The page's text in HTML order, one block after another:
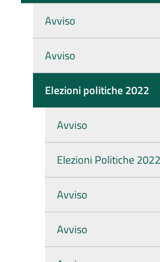
Avviso
Avviso
Elezioni politiche 2022
Avviso
Elezioni Politiche 2022
Avviso
Avviso